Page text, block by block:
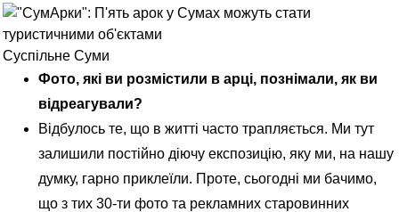
Суспільне Суми
Фото, які ви розмістили в арці, познімали, як ви
відреагували?
Відбулось те, що в житті часто трапляється. Ми тут
залишили постійно діючу експозицію, яку ми, на нашу
думку, гарно приклеїли. Проте, сьогодні ми бачимо,
що з тих 30-ти фото та рекламних старовинних